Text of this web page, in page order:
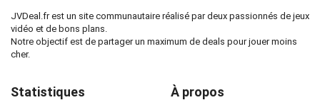
JVDeal.fr est un site communautaire réalisé par deux passionnés de jeux
vidéo et de bons plans.
Notre objectif est de partager un maximum de deals pour jouer moins
cher.
Statistiques À propos